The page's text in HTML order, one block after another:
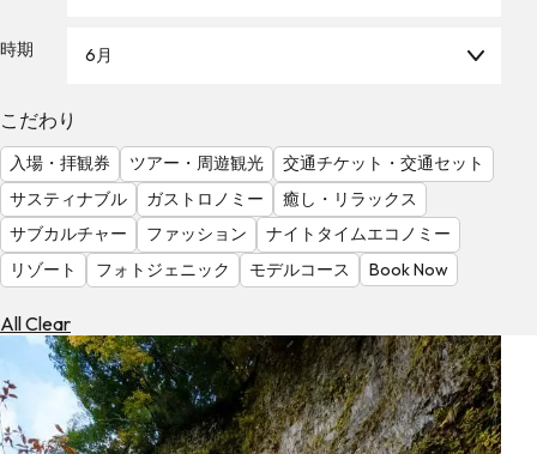
る
気
を
見
る
時期 6月
こだわり
入場・拝観券 ツアー・周遊観光
交通チケット・交通セット
サスティナブル
ガストロノミー
癒し・リラックス
サブカルチャー
ファッション
ナイトタイムエコノミー
リゾート
フォトジェニック モデルコース Book Now
All Clear